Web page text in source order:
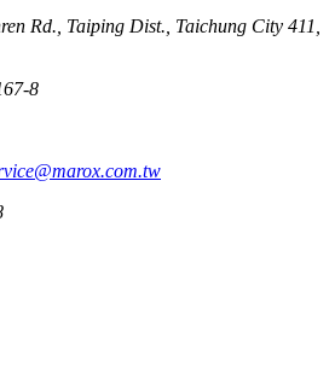
Rd., Taiping Dist., Taichung City 411,
8